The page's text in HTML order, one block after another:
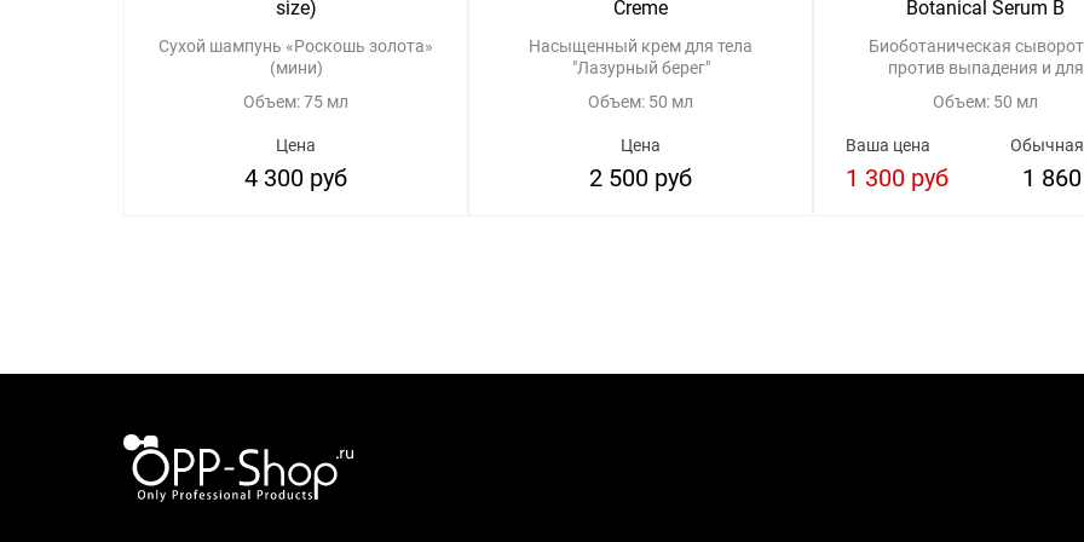
size)
Сухой шампунь «Роскошь золота»
(мини)
Объем: 75 мл
Цена
4 300 руб
Creme
Насыщенный крем для тела
"Лазурный берег"
Объем: 50 мл
Цена
2 500 руб
Botanical Serum B
Биоботаническая
против выпадения и для
Объем: 50 мл
Обычная
1
Ваша цена
1 300 руб